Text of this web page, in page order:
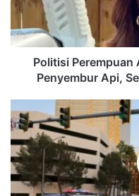
Politisi Perempuan
Penyembur Api,